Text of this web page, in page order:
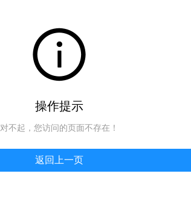
操作提示
对不起，您访问的页面不存在！
返回上一页